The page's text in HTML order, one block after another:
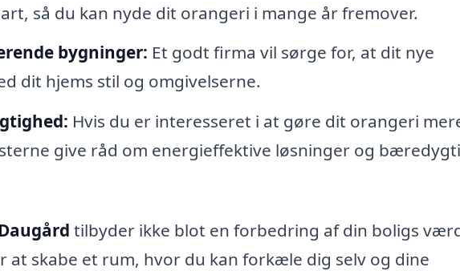
så du kan nyde dit orangeri i mange år fremover.
bygninger: Et godt firma vil sørge for, at dit nye
dit hjems stil og omgivelserne.
Hvis du er interesseret i at gøre dit orangeri
give råd om energieffektive løsninger og
tilbyder ikke blot en forbedring af din boligs
at skabe et rum, hvor du kan forkæle dig selv og dine